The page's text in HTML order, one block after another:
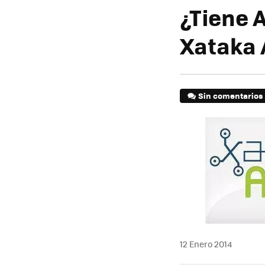
¿Tiene
Xataka
Sin comentarios
12 Enero 2014